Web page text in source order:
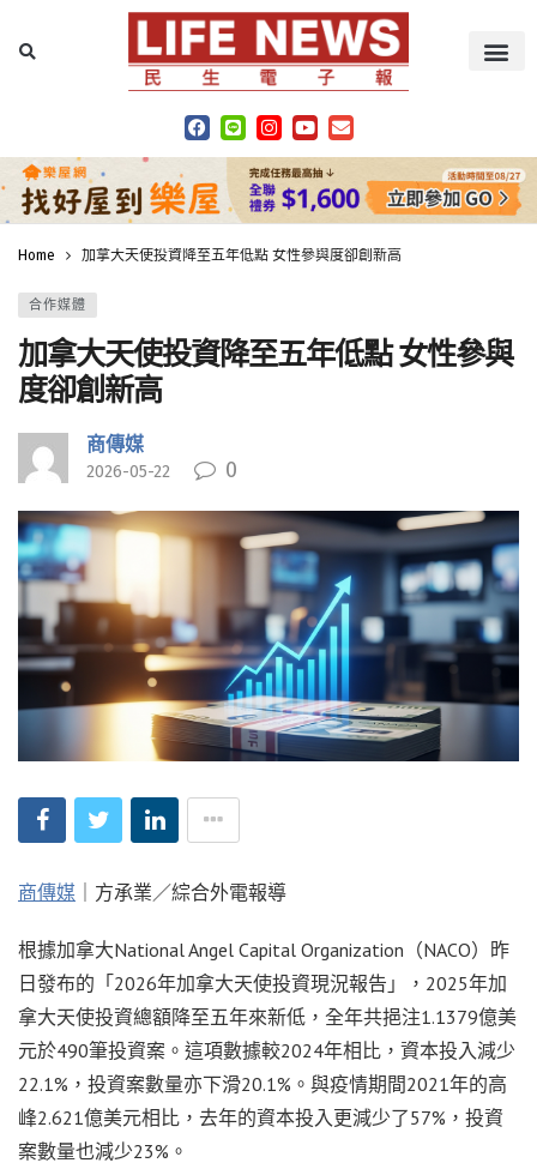
Home 加拿大天使投資降至五年低點 女性參與度卻創新高
合作媒體
加拿大天使投資降至五年低點 女性參與
度卻創新高
商傳媒
2026-05-22 0
商傳媒 ｜方承業／綜合外電報導
根據加拿大National Angel Capital Organization（NACO）昨
日發布的「2026年加拿大天使投資現況報告」，2025年加
拿大天使投資總額降至五年來新低，全年共挹注1.1379億美
元於490筆投資案。這項數據較2024年相比，資本投入減少
22.1%，投資案數量亦下滑20.1%。與疫情期間2021年的高
峰2.621億美元相比，去年的資本投入更減少了57%，投資
案數量也減少23%。